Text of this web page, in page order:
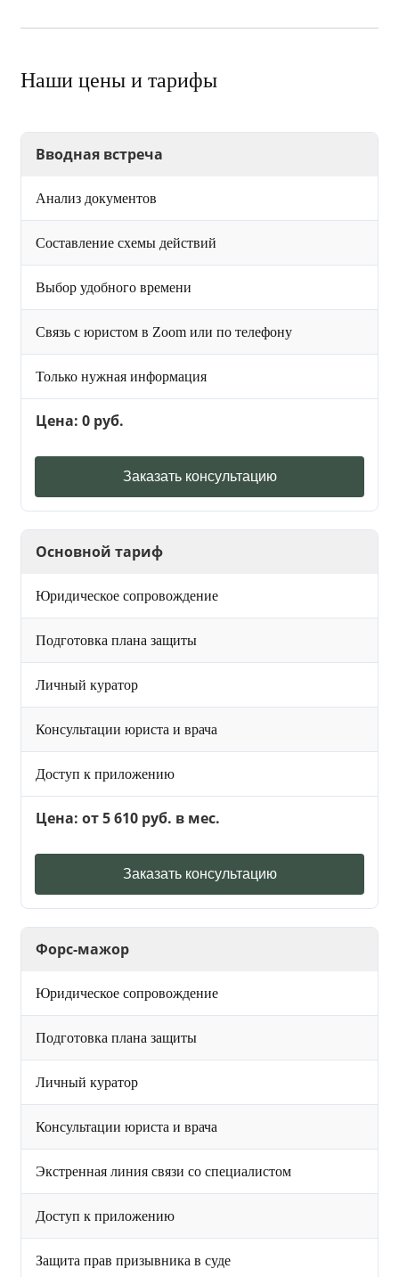
Наши цены и тарифы
Вводная встреча
Анализ документов
Составление схемы действий
Выбор удобного времени
Связь с юристом в Zoom или по телефону
Только нужная информация
Цена: 0 руб.
Заказать консультацию
Основной тариф
Юридическое сопровождение
Подготовка плана защиты
Личный куратор
Консультации юриста и врача
Доступ к приложению
Цена: от 5 610 руб. в мес.
Заказать консультацию
Форс-мажор
Юридическое сопровождение
Подготовка плана защиты
Личный куратор
Консультации юриста и врача
Экстренная линия связи со специалистом
Доступ к приложению
Защита прав призывника в суде